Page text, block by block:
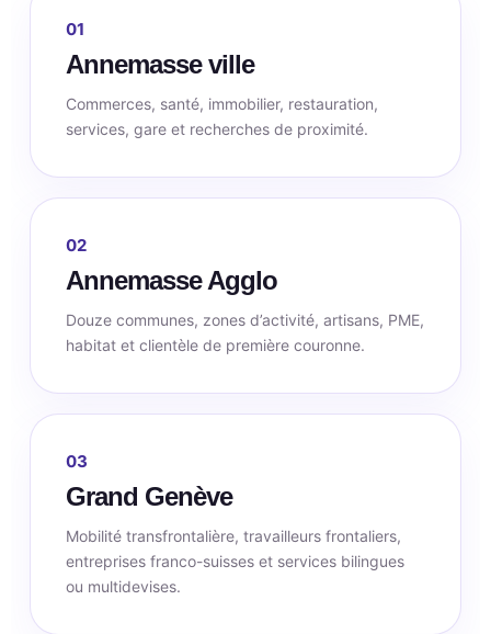
01
Annemasse ville
Commerces, santé, immobilier, restauration,
services, gare et recherches de proximité.
02
Annemasse Agglo
Douze communes, zones d’activité, artisans, PME,
habitat et clientèle de première couronne.
03
Grand Genève
Mobilité transfrontalière, travailleurs frontaliers,
entreprises franco-suisses et services bilingues
ou multidevises.